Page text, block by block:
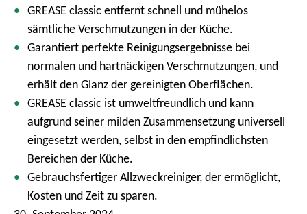
GREASE classic entfernt schnell und mühelos
sämtliche Verschmutzungen in der Küche.
Garantiert perfekte Reinigungsergebnisse bei
normalen und hartnäckigen Verschmutzungen, und
erhält den Glanz der gereinigten Oberflächen.
GREASE classic ist umweltfreundlich und kann
aufgrund seiner milden Zusammensetzung universell
eingesetzt werden, selbst in den empfindlichsten
Bereichen der Küche.
Gebrauchsfertiger Allzweckreiniger, der ermöglicht,
Kosten und Zeit zu sparen.